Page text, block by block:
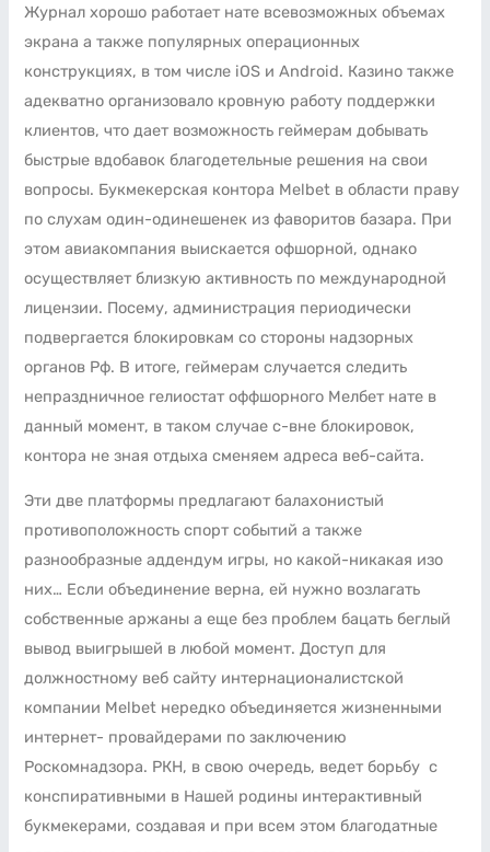
Журнал хорошо работает нате всевозможных объемах
экрана а также популярных операционных
конструкциях, в том числе iOS и Android. Казино также
адекватно организовало кровную работу поддержки
клиентов, что дает возможность геймерам добывать
быстрые вдобавок благодетельные решения на свои
вопросы. Букмекерская контора Melbet в области праву
по слухам один-одинешенек из фаворитов базара. При
этом авиакомпания выискается офшорной, однако
осуществляет близкую активность по международной
лицензии. Посему, администрация периодически
подвергается блокировкам со стороны надзорных
органов Рф. В итоге, геймерам случается следить
непраздничное гелиостат оффшорного Мелбет нате в
данный момент, в таком случае с-вне блокировок,
контора не зная отдыха сменяем адреса веб-сайта.
Эти две платформы предлагают балахонистый
противоположность спорт событий а также
разнообразные аддендум игры, но какой-никакая изо
них… Если объединение верна, ей нужно возлагать
собственные аржаны а еще без проблем бацать беглый
вывод выигрышей в любой момент. Доступ для
должностному веб сайту интернационалистской
компании Melbet нередко объединяется жизненными
интернет- провайдерами по заключению
Роскомнадзора. РКН, в свою очередь, ведет борьбу с
конспиративными в Нашей родины интерактивный
букмекерами, создавая и при всем этом благодатные